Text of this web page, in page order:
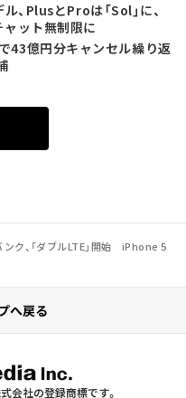
、PlusとProは「Sol」に、
ャット無制限に
43億円分キャンセル繰り返
ンク、「ダブルLTE」開始 iPhone 5
へ戻る
会社の登録商標です。